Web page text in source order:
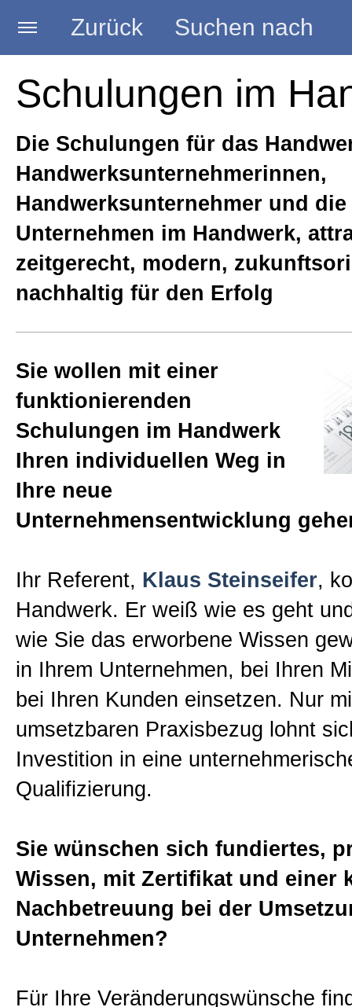
Zurück Suchen nach
Startseite
AKTUELLES
Seminare
Vorträge
Klaus Steinseifer
Bücher
Expertenteam
UnternehmensCheck
Presse
News
Blog
Kontakt
Rückrufanforderung
Schulungen im
Die Schulungen für das
Handwerksunternehmerinnen,
Handwerksunternehmer und die
Unternehmen im Handwerk,
zeitgerecht, modern,
nachhaltig für den Erfolg
Sie wollen mit einer
funktionierenden
Schulungen im Handwerk
Ihren individuellen Weg in
Ihre neue
Unternehmensentwicklung
Ihr Referent, Klaus Steinseifer,
Handwerk. Er weiß wie es geht
wie Sie das erworbene Wissen
in Ihrem Unternehmen, bei Ihren
bei Ihren Kunden einsetzen. Nur
umsetzbaren Praxisbezug lohnt
Investition in eine
Qualifizierung.
Sie wünschen sich fundiertes,
Wissen, mit Zertifikat und einer
Nachbetreuung bei der
Unternehmen?
Für Ihre Veränderungswünsche